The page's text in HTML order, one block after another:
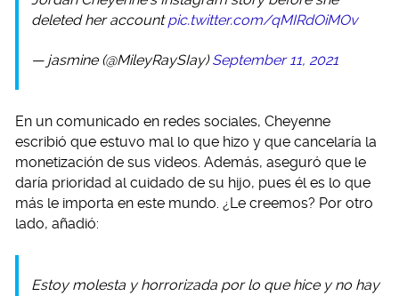
deleted her accountpic.twitter.com/qMIRdOiMOv
— jasmine (@MileyRaySIay)September 11, 2021
En un comunicado en redes sociales, Cheyenne
escribió que estuvo mal lo que hizo y que cancelaría la
monetización de sus videos. Además, aseguró que le
daría prioridad al cuidado de su hijo, pues él es lo que
más le importa en este mundo. ¿Le creemos? Por otro
lado, añadió:
Estoy molesta y horrorizada por lo que hice y no hay